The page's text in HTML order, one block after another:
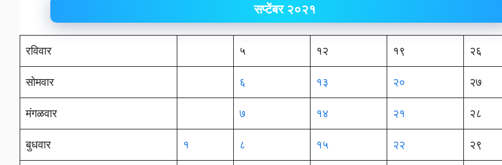
सप्टेंबर २०२१
रविवार ५ १२ १९ २६
सोमवार ६ १३ २० २७
मंगळवार ७ १४ २१ २८
बुधवार १ ८ १५ २२ २९